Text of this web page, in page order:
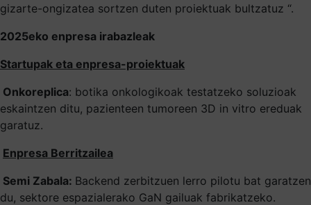
gizarte-ongizatea sortzen duten proiektuak bultzatuz “.
2025eko enpresa irabazleak
Startupak eta enpresa-proiektuak
Onkoreplica: botika onkologikoak testatzeko soluzioak
eskaintzen ditu, pazienteen tumoreen 3D in vitro ereduak
garatuz.
Enpresa Berritzailea
Semi Zabala: Backend zerbitzuen lerro pilotu bat garatzen
du, sektore espazialerako GaN gailuak fabrikatzeko.